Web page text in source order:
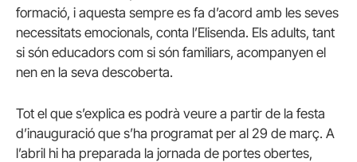
formació, i aquesta sempre es fa d’acord amb les seves
necessitats emocionals, conta l’Elisenda. Els adults, tant
si són educadors com si són familiars, acompanyen el
nen en la seva descoberta.
Tot el que s’explica es podrà veure a partir de la festa
d’inauguració que s’ha programat per al 29 de març. A
l’abril hi ha preparada la jornada de portes obertes,